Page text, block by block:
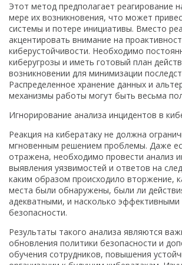
Этот метод предполагает реагирование
мере их возникновения, что может
системы и потере инициативы. Вместо
акцентировать внимание на
киберустойчивости. Необходимо
киберугрозы и иметь готовый план
возникновении для минимизации
Распределенное хранение данных и
механизмы работы могут быть весьма
Игнорирование анализа инцидентов в
Реакция на кибератаку не должна
мгновенным решением проблемы. Даже
отражена, необходимо провести анализ
выявления уязвимостей и ответов на
каким образом происходило вторжение,
места были обнаружены, были ли
адекватными, и насколько
безопасности.
Результаты такого анализа являются
обновления политики безопасности и
обучения сотрудников, повышения